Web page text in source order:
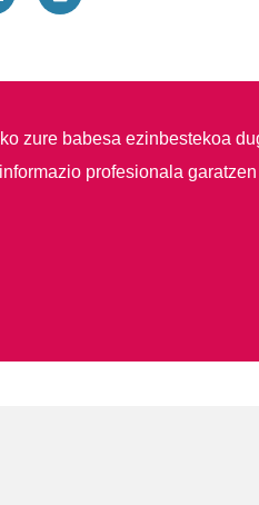
zure babesa ezinbestekoa
profesionala garatzen